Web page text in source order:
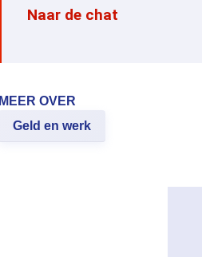
Naar de chat
MEER OVER
Geld en werk